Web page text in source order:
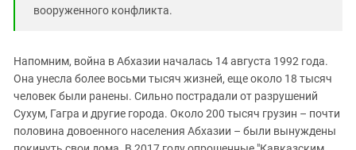
вооруженного конфликта.
Напомним, война в Абхазии началась 14 августа 1992 года.
Она унесла более восьми тысяч жизней, еще около 18 тысяч
человек были ранены. Сильно пострадали от разрушений
Сухум, Гагра и другие города. Около 200 тысяч грузин – почти
половина довоенного населения Абхазии – были вынуждены